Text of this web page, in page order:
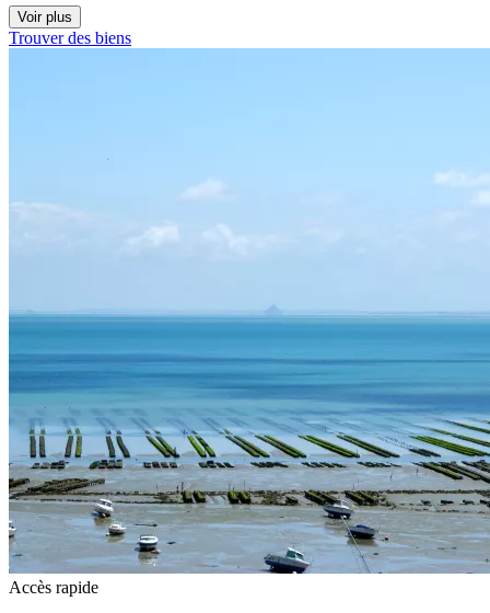
Voir plus
Trouver des biens
Accès rapide